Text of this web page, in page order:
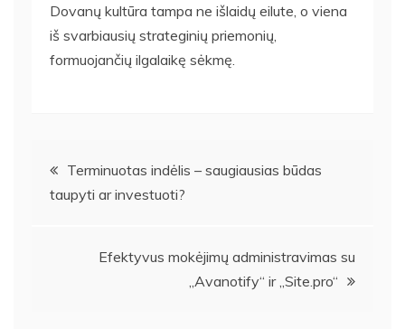
Dovanų kultūra tampa ne išlaidų eilute, o viena
iš svarbiausių strateginių priemonių,
formuojančių ilgalaikę sėkmę.
Navigacija
tarp
Terminuotas indėlis – saugiausias būdas
taupyti ar investuoti?
Efektyvus mokėjimų administravimas su
„Avanotify“ ir „Site.pro“